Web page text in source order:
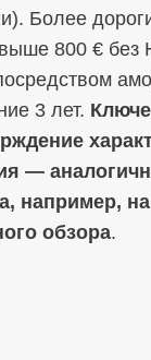
Более
800 € без
3 лет.
—
например,
обзора.